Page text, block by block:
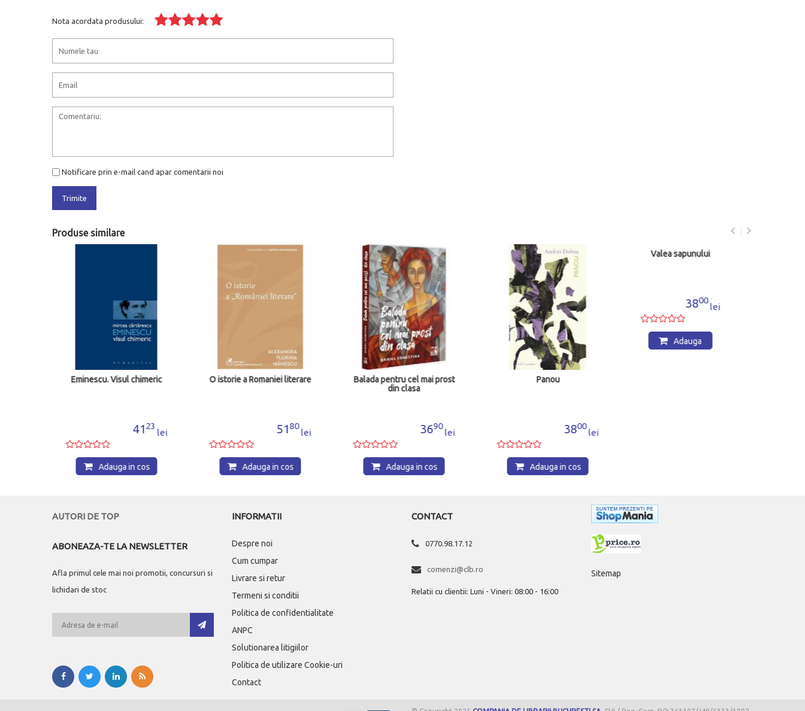
Nota acordata produsului:
Notificare prin e-mail cand apar comentarii noi
Trimite
Produse similare
Eminescu. Visul chimeric
4123
lei
Adauga in cos
O istorie a Romaniei literare
5180
lei
Adauga in cos
Balada pentru cel mai prost
din clasa
3690
lei
Adauga in cos
Panou
3800
lei
Adauga in cos
AUTORI DE TOP
ABONEAZA-TE LA NEWSLETTER
Afla primul cele mai noi promotii, concursuri si
lichidari de stoc
INFORMATII
Despre noi
Cum cumpar
Livrare si retur
Termeni si conditii
Politica de confidentialitate
ANPC
Solutionarea litigiilor
Politica de utilizare Cookie-uri
Contact
CONTACT
0770.98.17.12
comenzi@clb.ro
Relatii cu clientii: Luni - Vineri: 08:00 - 16:00
Sitemap